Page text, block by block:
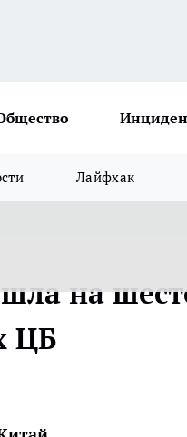
Лайфхак
на
ЦБ